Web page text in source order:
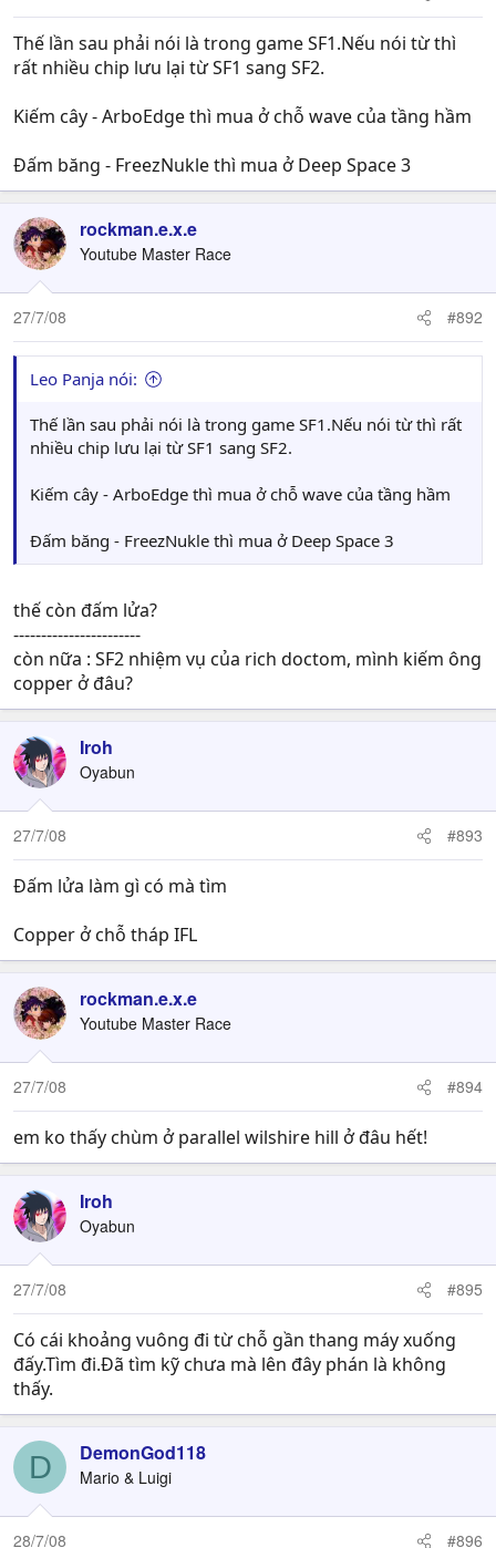
Thế lần sau phải nói là trong game SF1.Nếu nói từ thì
rất nhiều chip lưu lại từ SF1 sang SF2.
Kiếm cây - ArboEdge thì mua ở chỗ wave của tầng hầm
Đấm băng - FreezNukle thì mua ở Deep Space 3
rockman.e.x.e
Youtube Master Race
27/7/08 #892
Leo Panja nói:
Thế lần sau phải nói là trong game SF1.Nếu nói từ thì rất
nhiều chip lưu lại từ SF1 sang SF2.
Kiếm cây - ArboEdge thì mua ở chỗ wave của tầng hầm
Đấm băng - FreezNukle thì mua ở Deep Space 3
thế còn đấm lửa?
-----------------------
còn nữa : SF2 nhiệm vụ của rich doctom, mình kiếm ông
copper ở đâu?
Iroh
Oyabun
27/7/08 #893
Đấm lửa làm gì có mà tìm
Copper ở chỗ tháp IFL
rockman.e.x.e
Youtube Master Race
27/7/08 #894
em ko thấy chùm ở parallel wilshire hill ở đâu hết!
Iroh
Oyabun
27/7/08 #895
Có cái khoảng vuông đi từ chỗ gần thang máy xuống
đấy.Tìm đi.Đã tìm kỹ chưa mà lên đây phán là không
thấy.
D DemonGod118
Mario & Luigi
28/7/08 #896